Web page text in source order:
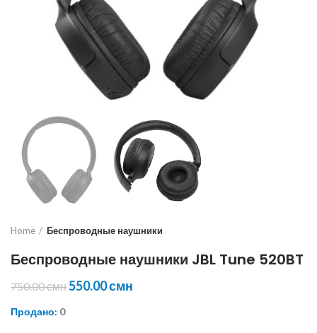
Home Беспроводные наушники
Беспроводные наушники JBL Tune 520BT
750.00смн550.00смн
Продано: 0